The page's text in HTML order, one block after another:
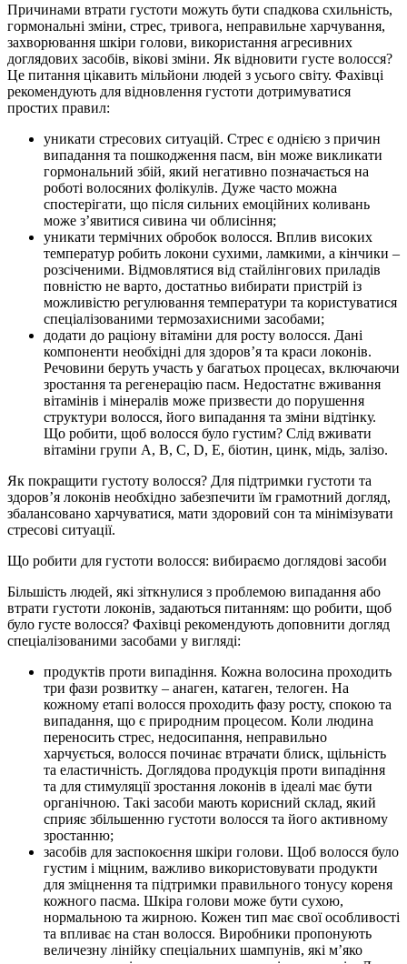
Причинами втрати густоти можуть бути спадкова схильність,
гормональні зміни, стрес, тривога, неправильне харчування,
захворювання шкіри голови, використання агресивних
доглядових засобів, вікові зміни. Як відновити густе волосся?
Це питання цікавить мільйони людей з усього світу. Фахівці
рекомендують для відновлення густоти дотримуватися
простих правил:
уникати стресових ситуацій. Стрес є однією з причин
випадання та пошкодження пасм, він може викликати
гормональний збій, який негативно позначається на
роботі волосяних фолікулів. Дуже часто можна
спостерігати, що після сильних емоційних коливань
може з’явитися сивина чи облисіння;
уникати термічних обробок волосся. Вплив високих
температур робить локони сухими, ламкими, а кінчики –
розсіченими. Відмовлятися від стайлінгових приладів
повністю не варто, достатньо вибирати пристрій із
можливістю регулювання температури та користуватися
спеціалізованими термозахисними засобами;
додати до раціону вітаміни для росту волосся. Дані
компоненти необхідні для здоров’я та краси локонів.
Речовини беруть участь у багатьох процесах, включаючи
зростання та регенерацію пасм. Недостатнє вживання
вітамінів і мінералів може призвести до порушення
структури волосся, його випадання та зміни відтінку.
Що робити, щоб волосся було густим? Слід вживати
вітаміни групи А, В, С, D, Е, біотин, цинк, мідь, залізо.
Як покращити густоту волосся? Для підтримки густоти та
здоров’я локонів необхідно забезпечити їм грамотний догляд,
збалансовано харчуватися, мати здоровий сон та мінімізувати
стресові ситуації.
Що робити для густоти волосся: вибираємо доглядові засоби
Більшість людей, які зіткнулися з проблемою випадання або
втрати густоти локонів, задаються питанням: що робити, щоб
було густе волосся? Фахівці рекомендують доповнити догляд
спеціалізованими засобами у вигляді:
продуктів проти випадіння. Кожна волосина проходить
три фази розвитку – анаген, катаген, телоген. На
кожному етапі волосся проходить фазу росту, спокою та
випадання, що є природним процесом. Коли людина
переносить стрес, недосипання, неправильно
харчується, волосся починає втрачати блиск, щільність
та еластичність. Доглядова продукція проти випадіння
та для стимуляції зростання локонів в ідеалі має бути
органічною. Такі засоби мають корисний склад, який
сприяє збільшенню густоти волосся та його активному
зростанню;
засобів для заспокоєння шкіри голови. Щоб волосся було
густим і міцним, важливо використовувати продукти
для зміцнення та підтримки правильного тонусу кореня
кожного пасма. Шкіра голови може бути сухою,
нормальною та жирною. Кожен тип має свої особливості
та впливає на стан волосся. Виробники пропонують
величезну лінійку спеціальних шампунів, які м’яко